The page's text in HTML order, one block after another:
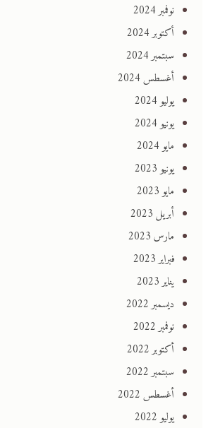
نوفمبر 2024
أكتوبر 2024
سبتمبر 2024
أغسطس 2024
يوليو 2024
يونيو 2024
مايو 2024
يونيو 2023
مايو 2023
أبريل 2023
مارس 2023
فبراير 2023
يناير 2023
ديسمبر 2022
نوفمبر 2022
أكتوبر 2022
سبتمبر 2022
أغسطس 2022
يوليو 2022